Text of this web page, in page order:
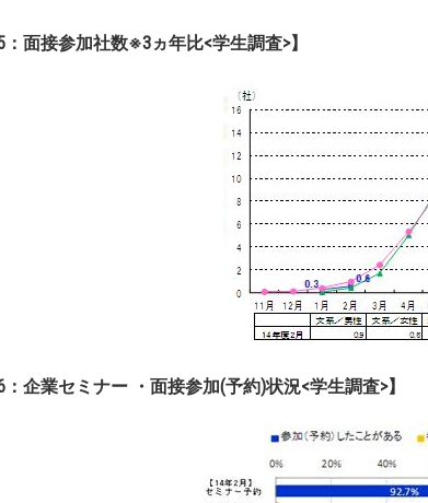
：面接参加社数※3ヵ年比<学生調査>】
：企業セミナー ・面接参加(予約)状況<学生調査>】